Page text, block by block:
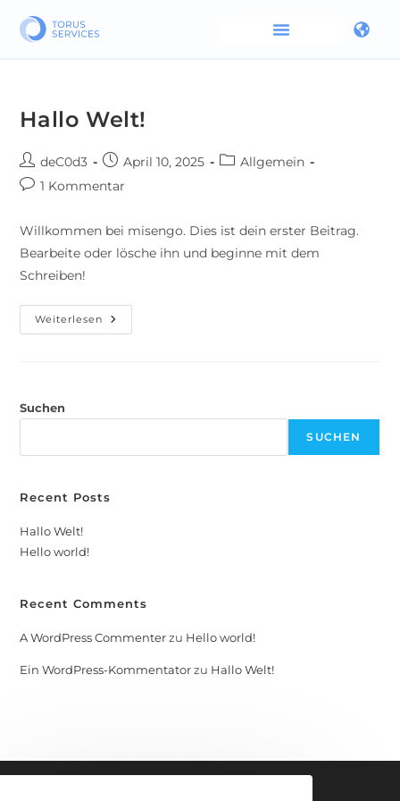
Hallo Welt!
deC0d3 April 10, 2025
Allgemein
1 Kommentar
Willkommen bei misengo. Dies ist dein erster Beitrag.
Bearbeite oder lösche ihn und beginne mit dem
Schreiben!
Weiterlesen
Suchen
SUCHEN
Recent Posts
Hallo Welt!
Hello world!
Recent Comments
A WordPress Commenterzu Hello world!
Ein WordPress-Kommentatorzu Hallo Welt!